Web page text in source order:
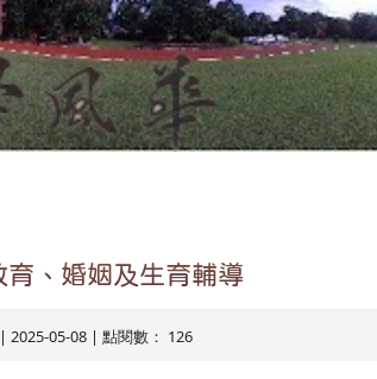
、婚姻及生育輔導
| 2025-05-08 | 點閱數： 126